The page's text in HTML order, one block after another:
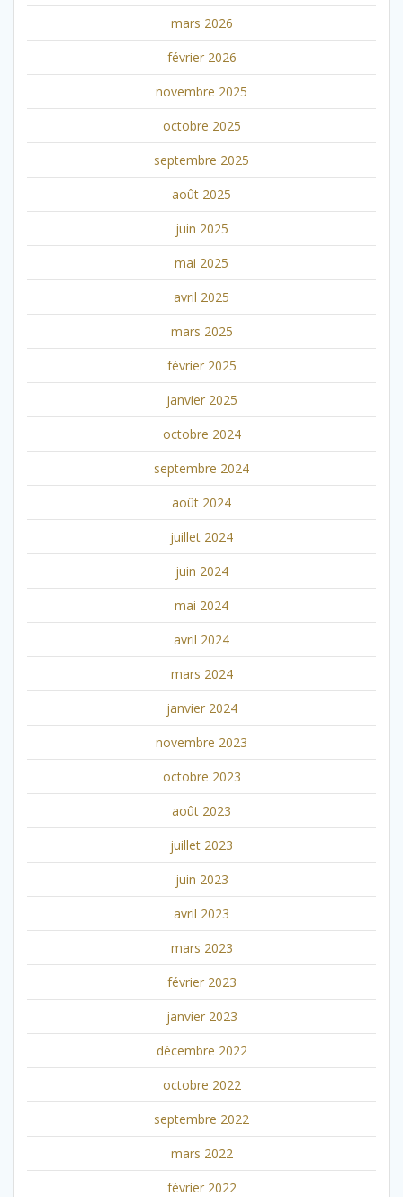
mars 2026
février 2026
novembre 2025
octobre 2025
septembre 2025
août 2025
juin 2025
mai 2025
avril 2025
mars 2025
février 2025
janvier 2025
octobre 2024
septembre 2024
août 2024
juillet 2024
juin 2024
mai 2024
avril 2024
mars 2024
janvier 2024
novembre 2023
octobre 2023
août 2023
juillet 2023
juin 2023
avril 2023
mars 2023
février 2023
janvier 2023
décembre 2022
octobre 2022
septembre 2022
mars 2022
février 2022